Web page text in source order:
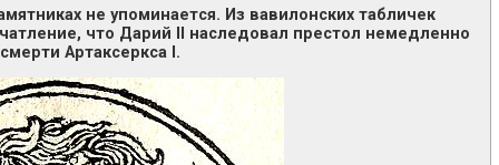
не упоминается. Из вавилонских табличек
что Дарий II наследовал престол немедленно
Артаксеркса I.